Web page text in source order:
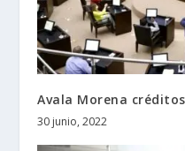
Avala Morena
30 junio, 2022